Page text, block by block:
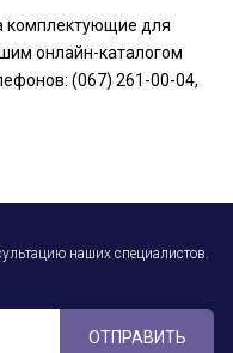
комплектующие для
онлайн-каталогом
(067) 261-00-04,
наших специалистов.
ОТПРАВИТЬ